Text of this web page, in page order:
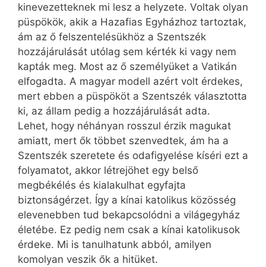
kinevezetteknek mi lesz a helyzete. Voltak olyan
püspökök, akik a Hazafias Egyházhoz tartoztak,
ám az ő felszentelésükhöz a Szentszék
hozzájárulását utólag sem kérték ki vagy nem
kapták meg. Most az ő személyüket a Vatikán
elfogadta. A magyar modell azért volt érdekes,
mert ebben a püspököt a Szentszék választotta
ki, az állam pedig a hozzájárulását adta.
Lehet, hogy néhányan rosszul érzik magukat
amiatt, mert ők többet szenvedtek, ám ha a
Szentszék szeretete és odafigyelése kíséri ezt a
folyamatot, akkor létrejöhet egy belső
megbékélés és kialakulhat egyfajta
biztonságérzet. Így a kínai katolikus közösség
elevenebben tud bekapcsolódni a világegyház
életébe. Ez pedig nem csak a kínai katolikusok
érdeke. Mi is tanulhatunk abból, amilyen
komolyan veszik ők a hitüket.